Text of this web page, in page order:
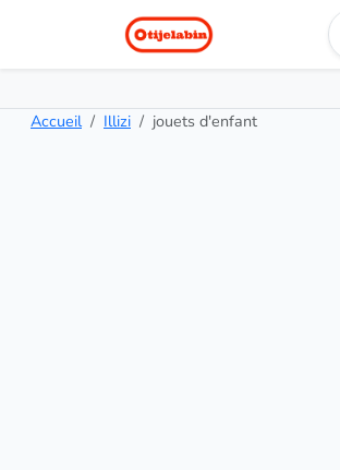
Accueil Illizi jouets d'enfant